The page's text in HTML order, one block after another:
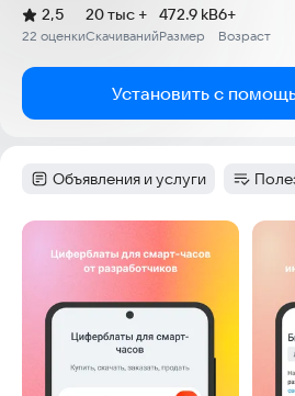
Рейтинг:
2,5
(
22 оценки
)
Скачиваний
20 тыс +
Размер
472.9 kB
Возраст
6+
Установить с
Категория:
Объявления и услуги
Скриншоты